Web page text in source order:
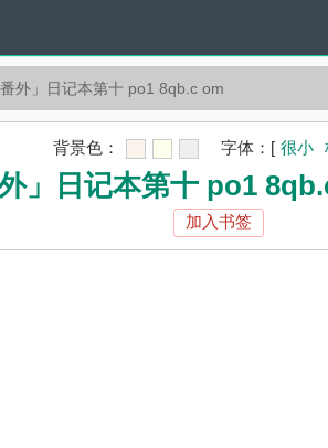
番外」日记本第十 po1 8qb.c om
背景色： 字体： [ 很小
外」日记本第十 po1
加入书签